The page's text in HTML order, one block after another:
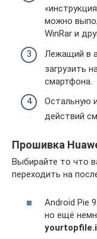
можно
WinRar и
Лежащий в
загрузить
смартфона.
Остальную
действий
Прошивка
Выбирайте то что
переходить на
Android Pie
но ещё